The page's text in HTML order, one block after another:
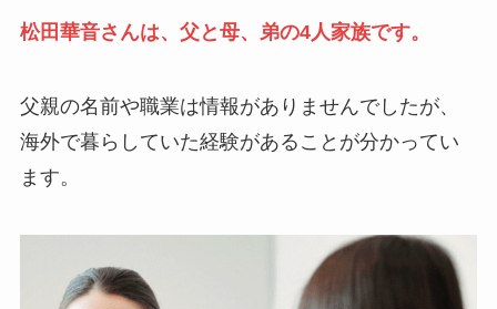
松田華音さんは、父と母、弟の4人家族です。
父親の名前や職業は情報がありませんでしたが、
海外で暮らしていた経験があることが分かってい
ます。